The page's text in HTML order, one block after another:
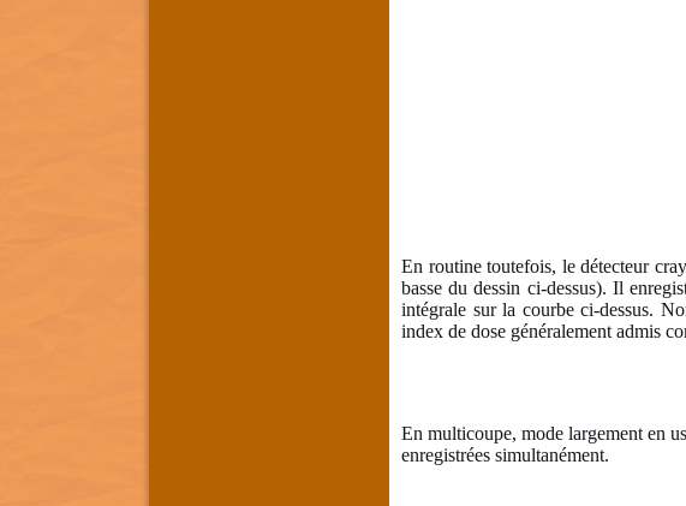
En routine toutefois, le détecteur
basse du dessin ci-dessus). Il
intégrale sur la courbe ci-dessus.
index de dose généralement admis
En multicoupe, mode largement en
enregistrées simultanément.